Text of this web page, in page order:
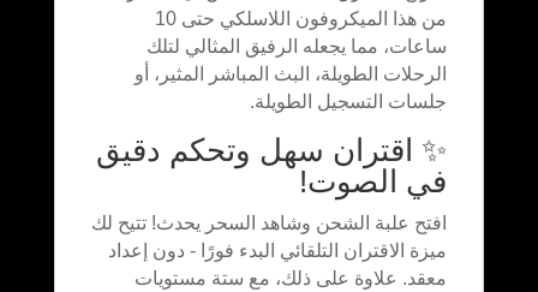
من هذا الميكروفون اللاسلكي حتى 10
ساعات، مما يجعله الرفيق المثالي لتلك
الرحلات الطويلة، البث المباشر المثير، أو
جلسات التسجيل الطويلة.
✨ اقتران سهل وتحكم دقيق
في الصوت!
افتح علبة الشحن وشاهد السحر يحدث! تتيح لك
ميزة الاقتران التلقائي البدء فورًا - دون إعداد
معقد. علاوة على ذلك، مع ستة مستويات